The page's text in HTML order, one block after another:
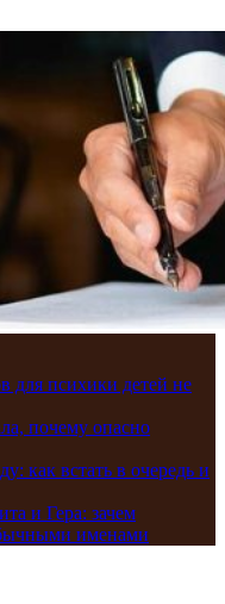
для психики детей не
почему опасно
как встать в очередь и
и Гера: зачем
именами